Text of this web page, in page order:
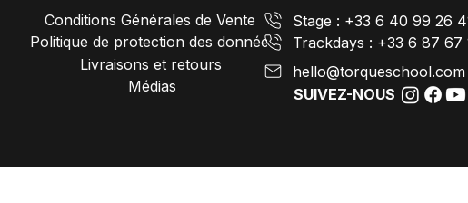
Conditions Générales de Vente
Politique de protection des données
Livraisons et retours
Médias
Stage : +33 6 40 99 26
hello@torqueschool.com
SUIVEZ-NOUS